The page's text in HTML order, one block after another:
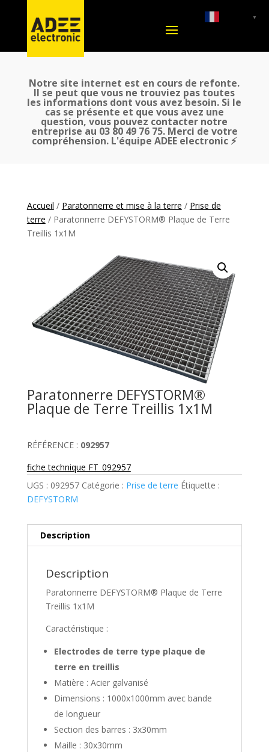
Notre site internet est en cours de refonte.
Il se peut que vous ne trouviez pas toutes
les informations dont vous avez besoin. Si le
cas se présente et que vous avez une
question, vous pouvez contacter notre
entreprise au 03 80 49 76 75. Merci de votre
compréhension. L'équipe ADEE electronic ⚡
Accueil / Paratonnerre et mise à la terre / Prise de
terre / Paratonnerre DEFYSTORM® Plaque de Terre
Treillis 1x1M
Paratonnerre DEFYSTORM®
Plaque de Terre Treillis 1x1M
RÉFÉRENCE : 092957
fiche technique FT_092957
UGS : 092957 Catégorie : Prise de terre Étiquette :
DEFYSTORM
Description
Description
Paratonnerre DEFYSTORM® Plaque de Terre
Treillis 1x1M
Caractéristique :
Electrodes de terre type plaque de
terre en treillis
Matière : Acier galvanisé
Dimensions : 1000x1000mm avec bande
de longueur
Section des barres : 3x30mm
Maille : 30x30mm
▼